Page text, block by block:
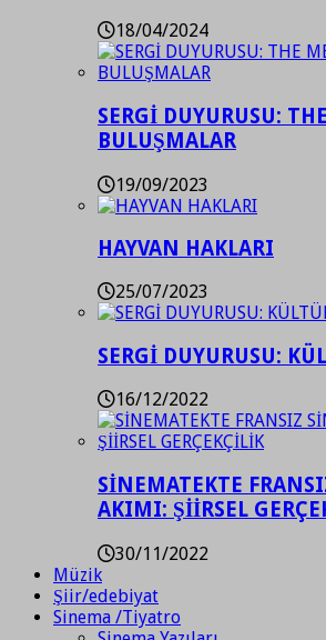
18/04/2024
SERGİ DUYURUSU:
BULUŞMALAR
19/09/2023
HAYVAN HAKLARI
25/07/2023
SERGİ DUYURUSU:
16/12/2022
SİNEMATEKTE
AKIMI: ŞİİRSEL
30/11/2022
Müzik
Şiir/edebiyat
Sinema /Tiyatro